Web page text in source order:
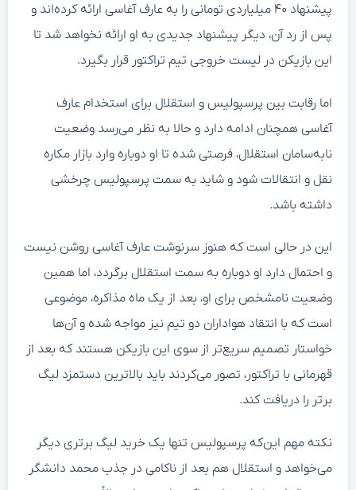
پیشنهاد ۴۰ میلیاردی تومانی را به عارف آغاسی ارائه کرده‌اند و
پس از رد آن، دیگر پیشنهاد جدیدی به او ارائه نخواهد شد تا
این بازیکن در لیست خروجی تیم تراکتور قرار بگیرد.
اما رقابت بین پرسپولیس و استقلال برای استخدام عارف
آغاسی همچنان ادامه دارد و حالا به نظر می‌رسد وضعیت
نابه‌سامان استقلال، فرصتی شده تا او دوباره وارد بازار مکاره
نقل و انتقالات شود و شاید به سمت پرسپولیس چرخشی
داشته باشد.
این در حالی است که هنوز سرنوشت عارف آغاسی روشن نیست
و احتمال دارد او دوباره به سمت استقلال برگردد، اما همین
وضعیت نامشخص برای او، بعد از یک ماه مذاکره، موضوعی
است که با انتقاد هواداران دو تیم نیز مواجه شده و آن‌ها
خواستار تصمیم سریع‌تر از سوی این بازیکن هستند که بعد از
قهرمانی با تراکتور، تصور می‌کردند باید بالاترین دستمزد لیگ
برتر را دریافت کند.
نکته مهم این‌که پرسپولیس تنها یک خرید لیگ برتری دیگر
می‌خواهد و استقلال هم بعد از ناکامی در جذب محمد دانشگر